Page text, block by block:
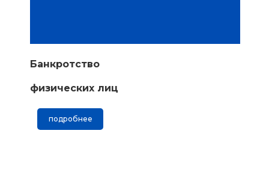
Банкротство
физических лиц
подробнее